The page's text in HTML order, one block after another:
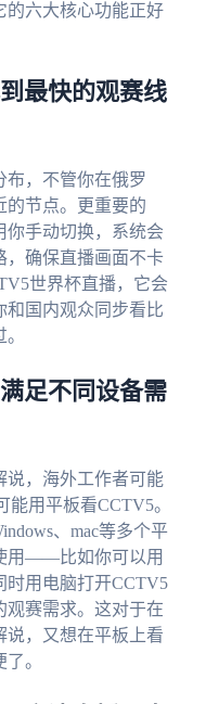
的六大核心功能正好
最快的观赛线
布，不管你在俄罗
的节点。更重要的
你手动切换，系统会
，确保直播画面不卡
世界杯直播，它会
和国内观众同步看比
足不同设备需
说，海外工作者可能
用平板看CCTV5。
、mac等多个平
用——比如你可以用
时用电脑打开CCTV5
观赛需求。这对于在
说，又想在平板上看
。